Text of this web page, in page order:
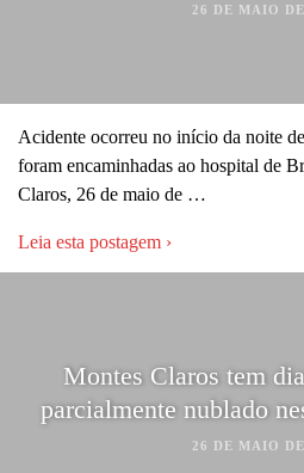
26 DE MAIO
Acidente ocorreu no início da noite
foram encaminhadas ao hospital de
Claros, 26 de maio de …
Leia esta postagem ›
Montes Claros tem
parcialmente nublado
26 DE MAIO